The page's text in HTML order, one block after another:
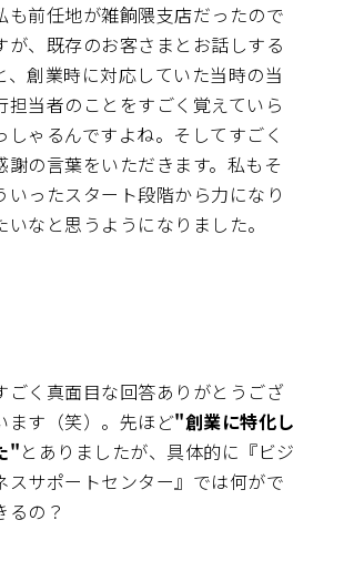
も前任地が雑餉隈支店だったので
が、既存のお客さまとお話しする
、創業時に対応していた当時の当
担当者のことをすごく覚えていら
しゃるんですよね。そしてすごく
謝の言葉をいただきます。私もそ
いったスタート段階から力になり
いなと思うようになりました。
ごく真面目な回答ありがとうござ
ます（笑）。先ほど"創業に特化し
"とありましたが、具体的に『ビジ
スサポートセンター』では何がで
るの？